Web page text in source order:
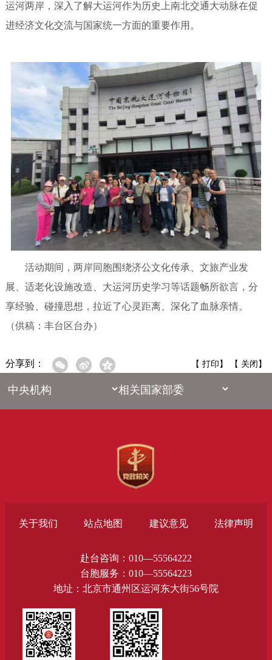
运河两岸，深入了解大运河作为历史上南北交通大动脉在促
进经济文化交流与国家统一方面的重要作用。
活动期间，两岸同胞围绕济公文化传承、文旅产业发
展、适老化设施改造、大运河历史学习等话题畅所欲言，分
享经验、碰撞思想，拉近了心灵距离、深化了血脉亲情。
（供稿：丰台区台办）
分享到： 【打印 】 【 关闭 】
关于我们 站点地图 建议意见 法律声明
赴台咨询：010—55564222
台胞服务：010—55564223
地址：北京市通州区运河东大街56号院